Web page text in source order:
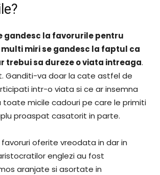
gandesc la favorurile pentru
miri se gandesc la faptul ca
trebui sa dureze o viata intreaga.
Ganditi-va doar la cate astfel de
intr-o viata si ce ar insemna
micile cadouri pe care le primiti
proaspat casatorit in parte.
favoruri oferite vreodata in dar in
englezi au fost
aranjate si asortate in